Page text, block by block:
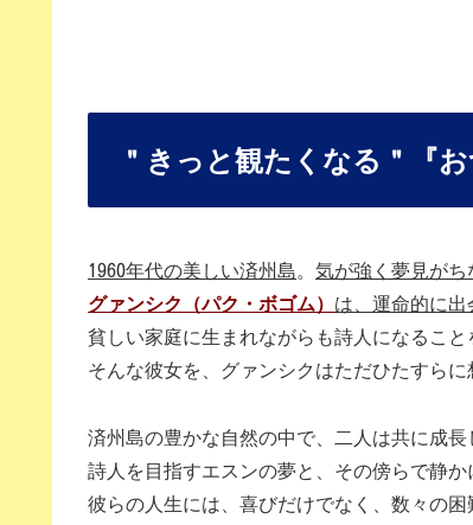
＂きっと観たくなる＂『
1960年代の美しい済州島 気が強く夢見がち
グァンシク（パク・ボゴム） は、運命的に出
貧しい家庭に生まれながらも詩人になること
そんな彼女を、グァンシクはただひたすらに
済州島の豊かな自然の中で、二人は共に成長
詩人を目指すエスンの夢と、その傍らで静
彼らの人生には、喜びだけでなく、数々の